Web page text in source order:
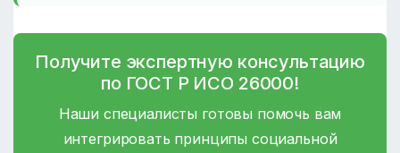
Получите экспертную консультацию
по ГОСТ Р ИСО 26000!
Наши специалисты готовы помочь вам
интегрировать принципы социальной